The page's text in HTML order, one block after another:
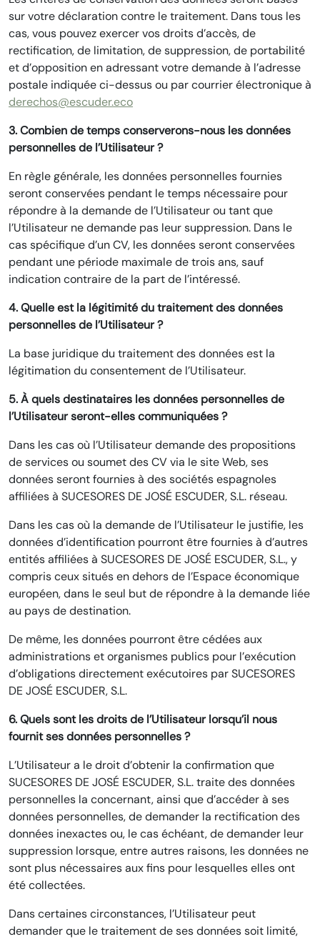
sur votre déclaration contre le traitement. Dans tous les
cas, vous pouvez exercer vos droits d’accès, de
rectification, de limitation, de suppression, de portabilité
et d’opposition en adressant votre demande à l’adresse
postale indiquée ci-dessus ou par courrier électronique à
derechos@escuder.eco
3. Combien de temps conserverons-nous les données
personnelles de l’Utilisateur ?
En règle générale, les données personnelles fournies
seront conservées pendant le temps nécessaire pour
répondre à la demande de l’Utilisateur ou tant que
l’Utilisateur ne demande pas leur suppression. Dans le
cas spécifique d’un CV, les données seront conservées
pendant une période maximale de trois ans, sauf
indication contraire de la part de l’intéressé.
4. Quelle est la légitimité du traitement des données
personnelles de l’Utilisateur ?
La base juridique du traitement des données est la
légitimation du consentement de l’Utilisateur.
5. À quels destinataires les données personnelles de
l’Utilisateur seront-elles communiquées ?
Dans les cas où l’Utilisateur demande des propositions
de services ou soumet des CV via le site Web, ses
données seront fournies à des sociétés espagnoles
affiliées à SUCESORES DE JOSÉ ESCUDER, S.L. réseau.
Dans les cas où la demande de l’Utilisateur le justifie, les
données d’identification pourront être fournies à d’autres
entités affiliées à SUCESORES DE JOSÉ ESCUDER, S.L., y
compris ceux situés en dehors de l’Espace économique
européen, dans le seul but de répondre à la demande liée
au pays de destination.
De même, les données pourront être cédées aux
administrations et organismes publics pour l’exécution
d’obligations directement exécutoires par SUCESORES
DE JOSÉ ESCUDER, S.L.
6. Quels sont les droits de l’Utilisateur lorsqu’il nous
fournit ses données personnelles ?
L’Utilisateur a le droit d’obtenir la confirmation que
SUCESORES DE JOSÉ ESCUDER, S.L. traite des données
personnelles la concernant, ainsi que d’accéder à ses
données personnelles, de demander la rectification des
données inexactes ou, le cas échéant, de demander leur
suppression lorsque, entre autres raisons, les données ne
sont plus nécessaires aux fins pour lesquelles elles ont
été collectées.
Dans certaines circonstances, l’Utilisateur peut
demander que le traitement de ses données soit limité,